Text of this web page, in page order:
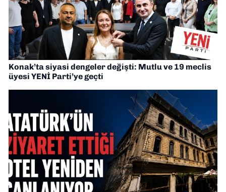
Konak’ta siyasi dengeler değişti: Mutlu ve 19 meclis
üyesi YENİ Parti’ye geçti